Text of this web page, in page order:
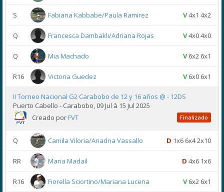
S Fabiana Kabbabe/Paula Ramirez V4x1 4x2
Q Francesca Dambakli/Adriana Rojas V4x0 4x0
Q Mia Machado V6x2 6x1
R16 Victoria Guedez V6x0 6x1
II Torneo Nacional G2 Carabobo de 12 y 16 años @ - 12DS
Puerto Cabello - Carabobo, 09 Jul à 15 Jul 2025
Creado porFVT Finalizado
Q Camila Viloria/Ariadna Vassallo D 1x6 6x4 2x10
RR Maria Madail D 4x6 1x6
R16 Fiorella Sciortino/Mariana Lucena V6x2 6x1